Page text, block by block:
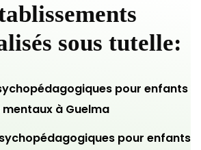
sous tutelle:
pour enfants
à Guelma
pour enfants